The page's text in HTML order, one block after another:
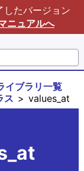
したバージョン
ニュアルへ
イブラリ一覧
ス values_at